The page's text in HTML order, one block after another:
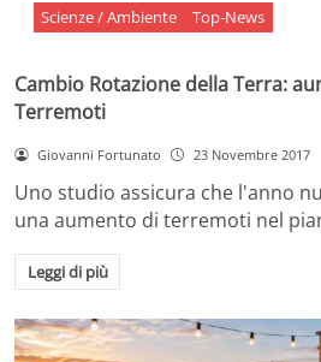
Scienze / Ambiente Top-News
Cambio Rotazione della Terra:
Terremoti
Giovanni Fortunato 23 Novembre 2017
Uno studio assicura che l'anno
una aumento di terremoti nel
Leggi di più